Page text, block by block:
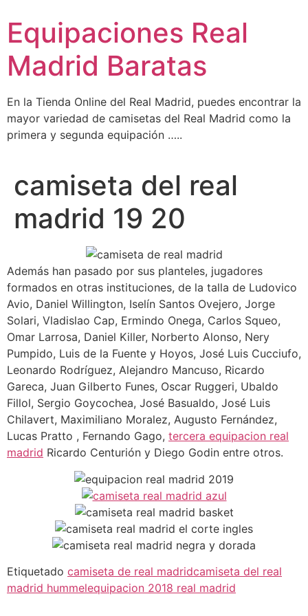
contenido
Equipaciones Real
Madrid Baratas
En la Tienda Online del Real Madrid, puedes encontrar la
mayor variedad de camisetas del Real Madrid como la
primera y segunda equipación …..
camiseta del real
madrid 19 20
Además han pasado por sus planteles, jugadores
formados en otras instituciones, de la talla de Ludovico
Avio, Daniel Willington, Iselín Santos Ovejero, Jorge
Solari, Vladislao Cap, Ermindo Onega, Carlos Squeo,
Omar Larrosa, Daniel Killer, Norberto Alonso, Nery
Pumpido, Luis de la Fuente y Hoyos, José Luis Cucciufo,
Leonardo Rodríguez, Alejandro Mancuso, Ricardo
Gareca, Juan Gilberto Funes, Oscar Ruggeri, Ubaldo
Fillol, Sergio Goycochea, José Basualdo, José Luis
Chilavert, Maximiliano Moralez, Augusto Fernández,
Lucas Pratto , Fernando Gago, tercera equipacion real
madrid Ricardo Centurión y Diego Godin entre otros.
Etiquetado camiseta de real madridcamiseta del real
madrid hummelequipacion 2018 real madrid